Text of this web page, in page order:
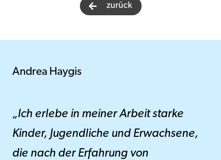
 zurück
Andrea Haygis
„Ich erlebe in meiner Arbeit starke
Kinder, Jugendliche und Erwachsene,
die nach der Erfahrung von